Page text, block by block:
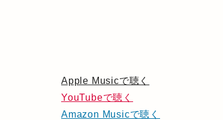
Apple Musicで聴く
YouTubeで聴く
Amazon Musicで聴く